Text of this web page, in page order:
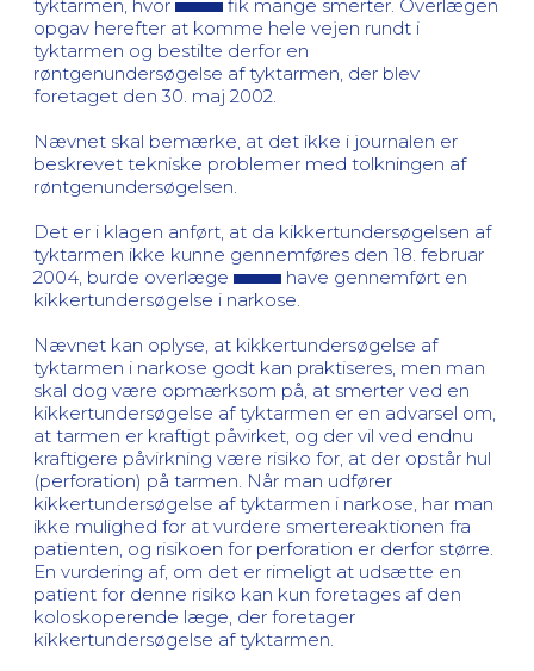
tyktarmen, hvor
fik mange smerter. Overlægen
opgav herefter at komme hele vejen rundt i
tyktarmen og bestilte derfor en
røntgenundersøgelse af tyktarmen, der blev
foretaget den 30. maj 2002.
Nævnet skal bemærke, at det ikke i journalen er
beskrevet tekniske problemer med tolkningen af
røntgenundersøgelsen.
Det er i klagen anført, at da kikkertundersøgelsen af
tyktarmen ikke kunne gennemføres den 18. februar
2004, burde overlæge
have gennemført en
kikkertundersøgelse i narkose.
Nævnet kan oplyse, at kikkertundersøgelse af
tyktarmen i narkose godt kan praktiseres, men man
skal dog være opmærksom på, at smerter ved en
kikkertundersøgelse af tyktarmen er en advarsel om,
at tarmen er kraftigt påvirket, og der vil ved endnu
kraftigere påvirkning være risiko for, at der opstår hul
(perforation) på tarmen. Når man udfører
kikkertundersøgelse af tyktarmen i narkose, har man
ikke mulighed for at vurdere smertereaktionen fra
patienten, og risikoen for perforation er derfor større.
En vurdering af, om det er rimeligt at udsætte en
patient for denne risiko kan kun foretages af den
koloskoperende læge, der foretager
kikkertundersøgelse af tyktarmen.